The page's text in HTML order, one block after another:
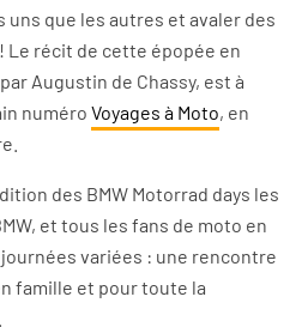
que les autres et avaler des
Le récit de cette épopée en
Augustin de Chassy, est à
numéro Voyages à Moto, en
des BMW Motorrad days les
et tous les fans de moto en
variées : une rencontre
famille et pour toute la